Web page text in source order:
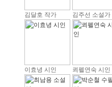
김달호 작가 김주선 소설가
이효녕 시인 쾨펠연숙 시인